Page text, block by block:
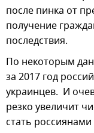
после пинка от
получение
последствия.
По некоторым
за 2017 год
украинцев. И
резко увеличит
стать